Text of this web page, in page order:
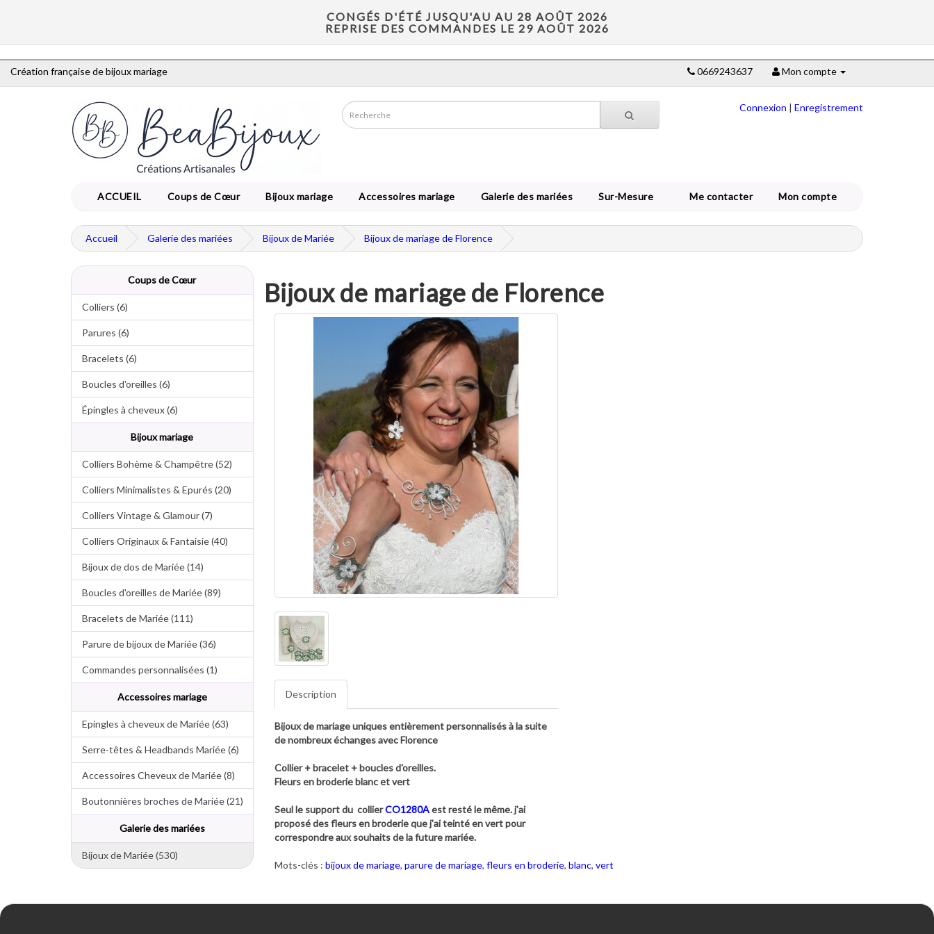
CONGÉS D'ÉTÉ JUSQU'AU AU 28 AOÛT 2026
REPRISE DES COMMANDES LE 29 AOÛT 2026
Création française de bijoux mariage 0669243637 Mon compte
Connexion | Enregistrement
ACCUEIL Coups de Cœur Bijoux mariage Accessoires mariage Galerie des mariées Sur-Mesure Me contacter Mon compte
Accueil Galerie des mariées Bijoux de Mariée Bijoux de mariage de Florence
Coups de Cœur
Colliers (6)
Parures (6)
Bracelets (6)
Boucles d'oreilles (6)
Épingles à cheveux (6)
Bijoux mariage
Colliers Bohème & Champêtre (52)
Colliers Minimalistes & Epurés (20)
Colliers Vintage & Glamour (7)
Colliers Originaux & Fantaisie (40)
Bijoux de dos de Mariée (14)
Boucles d'oreilles de Mariée (89)
Bracelets de Mariée (111)
Parure de bijoux de Mariée (36)
Commandes personnalisées (1)
Accessoires mariage
Epingles à cheveux de Mariée (63)
Serre-têtes & Headbands Mariée (6)
Accessoires Cheveux de Mariée (8)
Boutonnières broches de Mariée (21)
Galerie des mariées
Bijoux de Mariée (530)
Bijoux de mariage de Florence
Description
Bijoux de mariage uniques entièrement personnalisés à la suite
de nombreux échanges avec Florence
Collier + bracelet + boucles d'oreilles.
Fleurs en broderie blanc et vert
Seul le support du collierCO1280Aest resté le même. j'ai
proposé des fleurs en broderie que j'ai teinté en vert pour
correspondre aux souhaits de la future mariée.
Mots-clés : bijoux de mariage, parure de mariage, fleurs en broderie, blanc, vert